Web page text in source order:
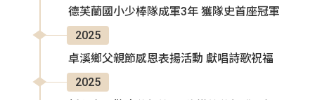
德芙蘭國小少棒隊成軍3年 獲隊史首座冠軍
2025
卓溪鄉父親節感恩表揚活動 獻唱詩歌祝福
2025